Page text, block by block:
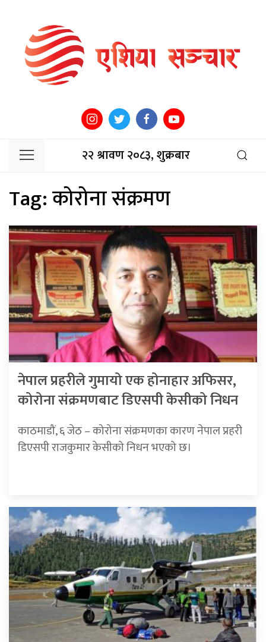
२२ श्रावण २०८३, शुक्रबार
Tag:कोरोना संक्रमण
नेपाल प्रहरीले गुमायो एक होनाहार अफिसर,
कोरोना संक्रमणबाट डिएसपी केसीको निधन
काठमाडौं, ६ जेठ – कोरोना संक्रमणका कारण नेपाल प्रहरी
डिएसपी राजकुमार केसीको निधन भएको छ।